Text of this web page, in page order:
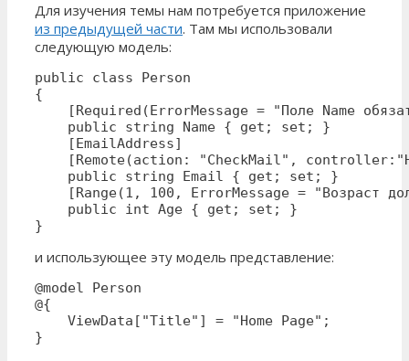
Для изучения темы нам потребуется приложение
из предыдущей части. Там мы использовали
следующую модель:
public class Person
{
[Required(ErrorMessage = "Поле Name
    public string Name { get; set; }
    [EmailAddress]
[Remote(action: "CheckMail",
    public string Email { get; set; }
[Range(1, 100, ErrorMessage = "Возраст
    public int Age { get; set; }
}
и использующее эту модель представление:
@model Person
@{
    ViewData["Title"] = "Home Page";
}